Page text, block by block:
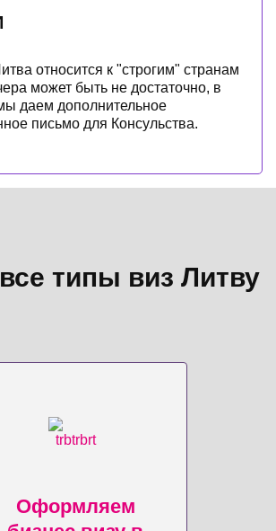
относится к "строгим" странам
может быть не достаточно, в
даем дополнительное
письмо для Консульства.
типы виз Литву
Оформляем